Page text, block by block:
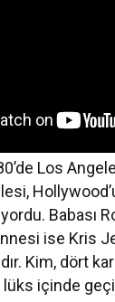
Los
Babası
ise Kris
Kim, dört
lüks içinde